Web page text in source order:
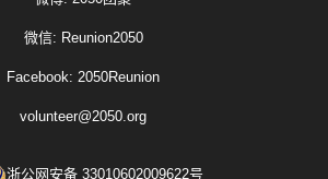
微信: Reunion2050
Facebook: 2050Reunion
volunteer@2050.org
浙公网安备 33010602009622号